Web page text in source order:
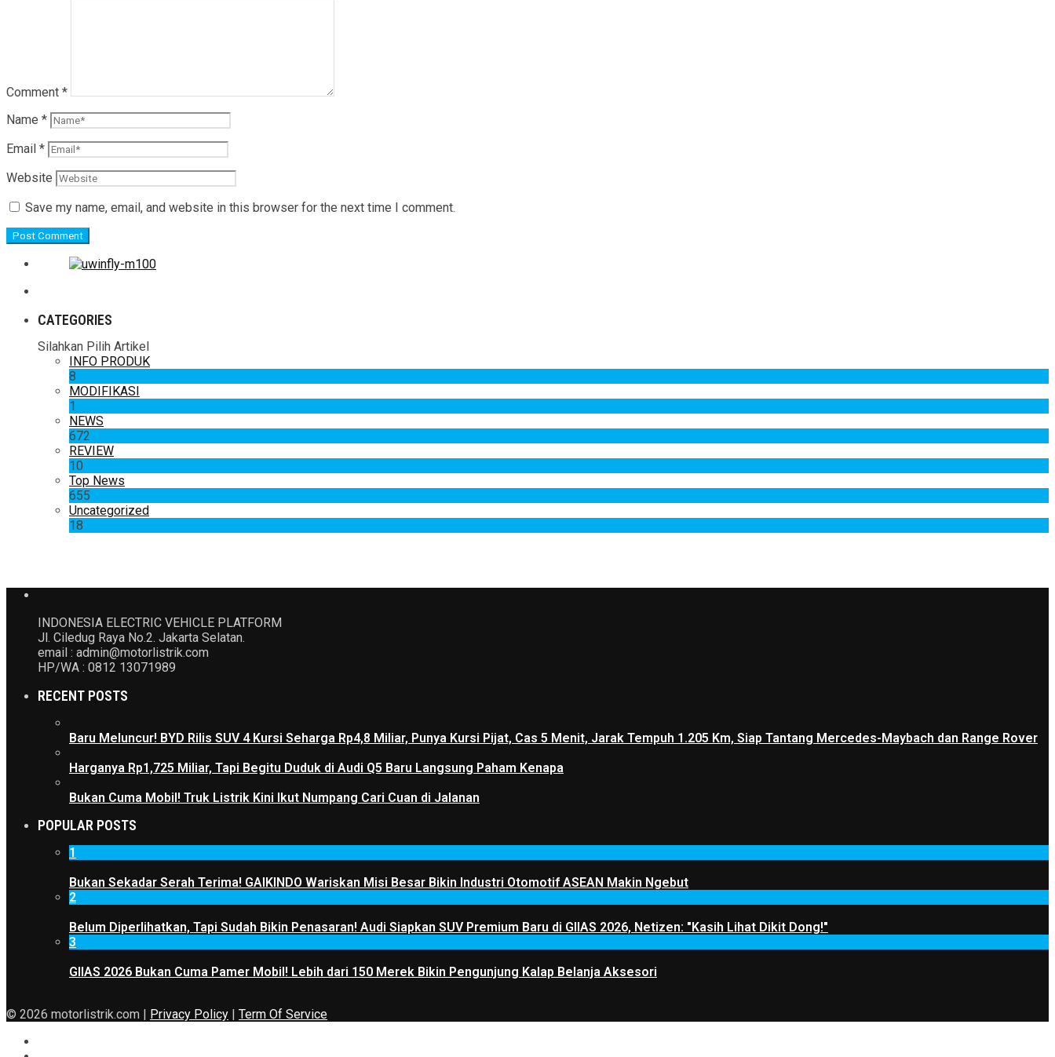
Comment *
Name *
Email *
Website
Save my name, email, and website in this browser for the next time I comment.
CATEGORIES
Silahkan Pilih Artikel
INFO PRODUK
8
MODIFIKASI
1
NEWS
672
REVIEW
10
Top News
655
Uncategorized
18
INDONESIA ELECTRIC VEHICLE PLATFORM
Jl. Ciledug Raya No.2. Jakarta Selatan.
email : admin@motorlistrik.com
HP/WA : 0812 13071989
RECENT POSTS
Baru Meluncur! BYD Rilis SUV 4 Kursi Seharga Rp4,8 Miliar, Punya Kursi Pijat, Cas 5 Menit, Jarak Tempuh 1.205 Km, Siap Tantang Mercedes-Maybach dan Range Rover
Harganya Rp1,725 Miliar, Tapi Begitu Duduk di Audi Q5 Baru Langsung Paham Kenapa
Bukan Cuma Mobil! Truk Listrik Kini Ikut Numpang Cari Cuan di Jalanan
POPULAR POSTS
1
Bukan Sekadar Serah Terima! GAIKINDO Wariskan Misi Besar Bikin Industri Otomotif ASEAN Makin Ngebut
2
Belum Diperlihatkan, Tapi Sudah Bikin Penasaran! Audi Siapkan SUV Premium Baru di GIIAS 2026, Netizen: "Kasih Lihat Dikit Dong!"
3
GIIAS 2026 Bukan Cuma Pamer Mobil! Lebih dari 150 Merek Bikin Pengunjung Kalap Belanja Aksesori
© 2026 motorlistrik.com | Privacy Policy Term Of Service